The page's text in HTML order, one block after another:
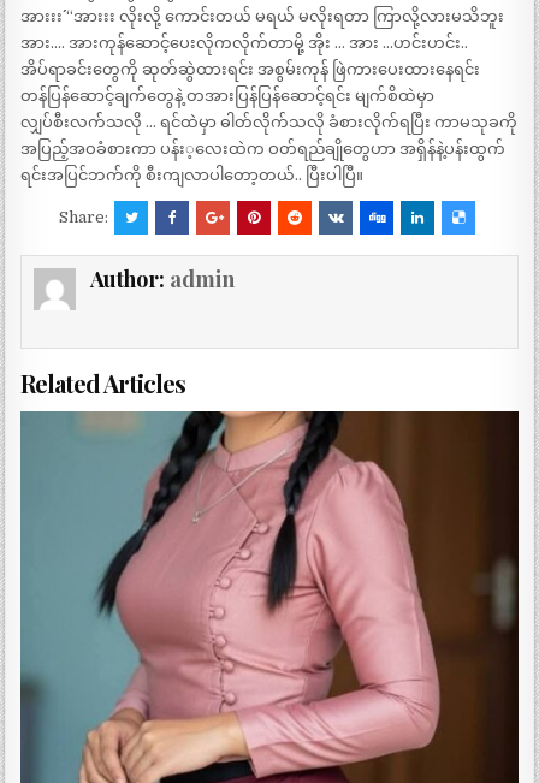
အားးး´´ “အားးး လိုးလို့ ကောင်းတယ် မရယ် မလိုးရတာ ကြာလို့လားမသိဘူး
အား…. အားကုန်ဆောင့်ပေးလိုကလိုက်တာမို့ အိုး … အား …ဟင်းဟင်း..
အိပ်ရာခင်းတွေကို ဆုတ်ဆွဲထားရင်း အစွမ်းကုန် ဖြဲကားပေးထားနေရင်း
တန်ပြန်ဆောင့်ချက်တွေနဲ့ တအားပြန်ပြန်ဆောင့်ရင်း မျက်စိထဲမှာ
လျှပ်စီးလက်သလို … ရင်ထဲမှာ ဓါတ်လိုက်သလို ခံစားလိုက်ရပြီး ကာမသုခကို
အပြည့်အဝခံစားကာ ပန်း့လေးထဲက ဝတ်ရည်ချိုတွေဟာ အရှိန်နဲ့ပန်းထွက်
ရင်းအပြင်ဘက်ကို စီးကျလာပါတော့တယ်.. ပြီးပါပြီ။
Share:
Author: admin
Related Articles